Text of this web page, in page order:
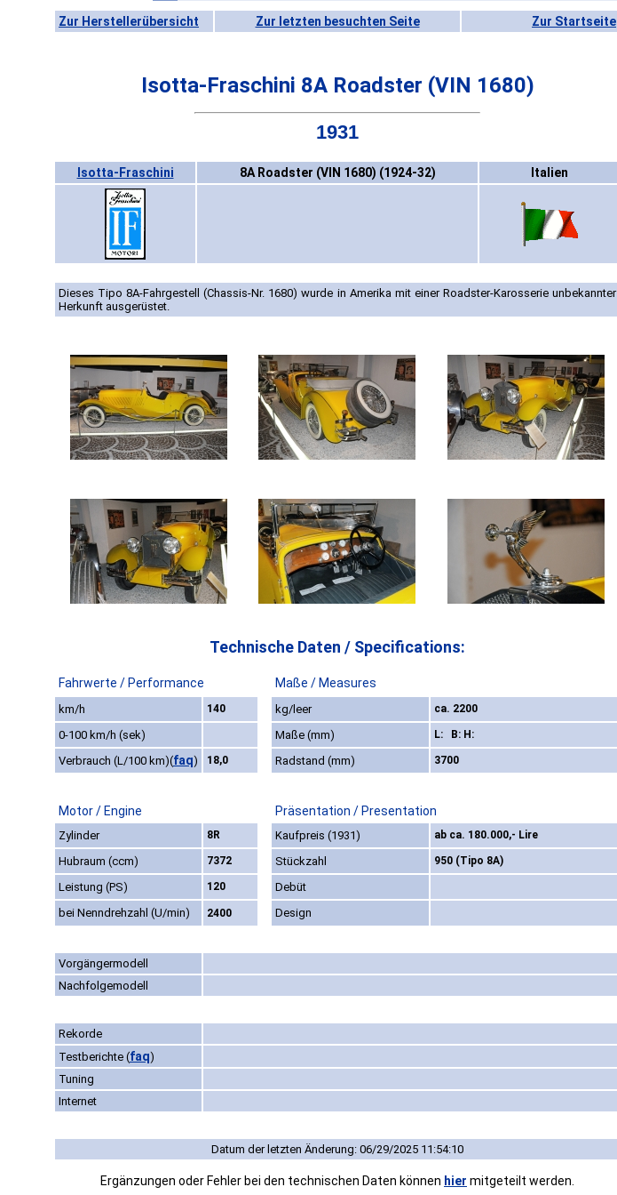
Zur Herstellerübersicht Zur letzten besuchten Seite Zur Startseite
Isotta-Fraschini 8A Roadster (VIN 1680)
1931
Isotta-Fraschini 8A Roadster (VIN 1680) (1924-32) Italien
Dieses Tipo 8A-Fahrgestell (Chassis-Nr. 1680) wurde in Amerika mit einer Roadster-Karosserie unbekannter
Herkunft ausgerüstet.
Technische Daten / Specifications:
Fahrwerte / Performance Maße / Measures
km/h 140 kg/leer ca. 2200
0-100 km/h (sek) Maße (mm) L: B: H:
Verbrauch (L/100 km)(faq) 18,0 Radstand (mm) 3700
Motor / Engine Präsentation / Presentation
Zylinder 8R Kaufpreis (1931) ab ca. 180.000,- Lire
Hubraum (ccm) 7372 Stückzahl 950 (Tipo 8A)
Leistung (PS) 120
Debüt
bei Nenndrehzahl (U/min)
2400 Design
Vorgängermodell
Nachfolgemodell
Rekorde
Testberichte (faq)
Tuning
Internet
Datum der letzten Änderung: 06/29/2025 11:54:10
Ergänzungen oder Fehler bei den technischen Daten können hier mitgeteilt werden.